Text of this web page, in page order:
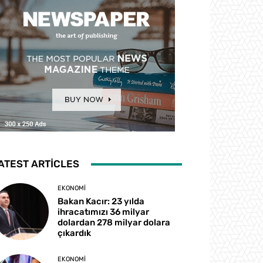
ARTICLES
EKONOMI
Bakan Kacır: 23 yılda
ihracatımızı 36 milyar
dolardan 278 milyar dolara
çıkardık
EKONOMI